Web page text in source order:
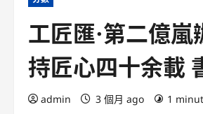
工匠匯·第二億
持匠心四十余載
admin 3 個月 ago 1